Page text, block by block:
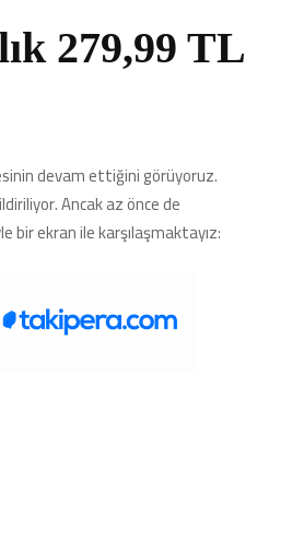
279,99 TL
devam ettiğini görüyoruz.
Ancak az önce de
ekran ile karşılaşmaktayız: